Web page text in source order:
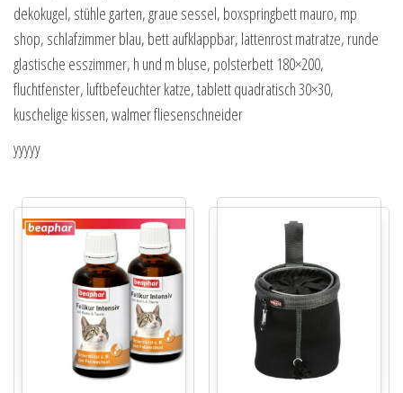
dekokugel, stühle garten, graue sessel, boxspringbett mauro, mp
shop, schlafzimmer blau, bett aufklappbar, lattenrost matratze, runde
glastische esszimmer, h und m bluse, polsterbett 180×200,
fluchtfenster, luftbefeuchter katze, tablett quadratisch 30×30,
kuschelige kissen, walmer fliesenschneider
yyyyy